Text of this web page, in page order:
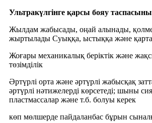
Ультракүлгінге қарсы бояу
Жылдам жабысады, оңай алынады,
жыртылады Суыққа, ыстыққа және
Жоғары механикалық беріктік және
төзімділік
Әртүрлі орта және әртүрлі жабысқақ
әртүрлі нәтижелерді көрсетеді; шыны
пластмассалар және т.б. болуы керек
көп мөлшерде пайдаланбас бұрын